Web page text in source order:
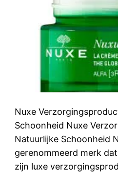
Nuxe
Schoonheid Nuxe
Natuurlijke Schoonheid
gerenommeerd merk
zijn luxe